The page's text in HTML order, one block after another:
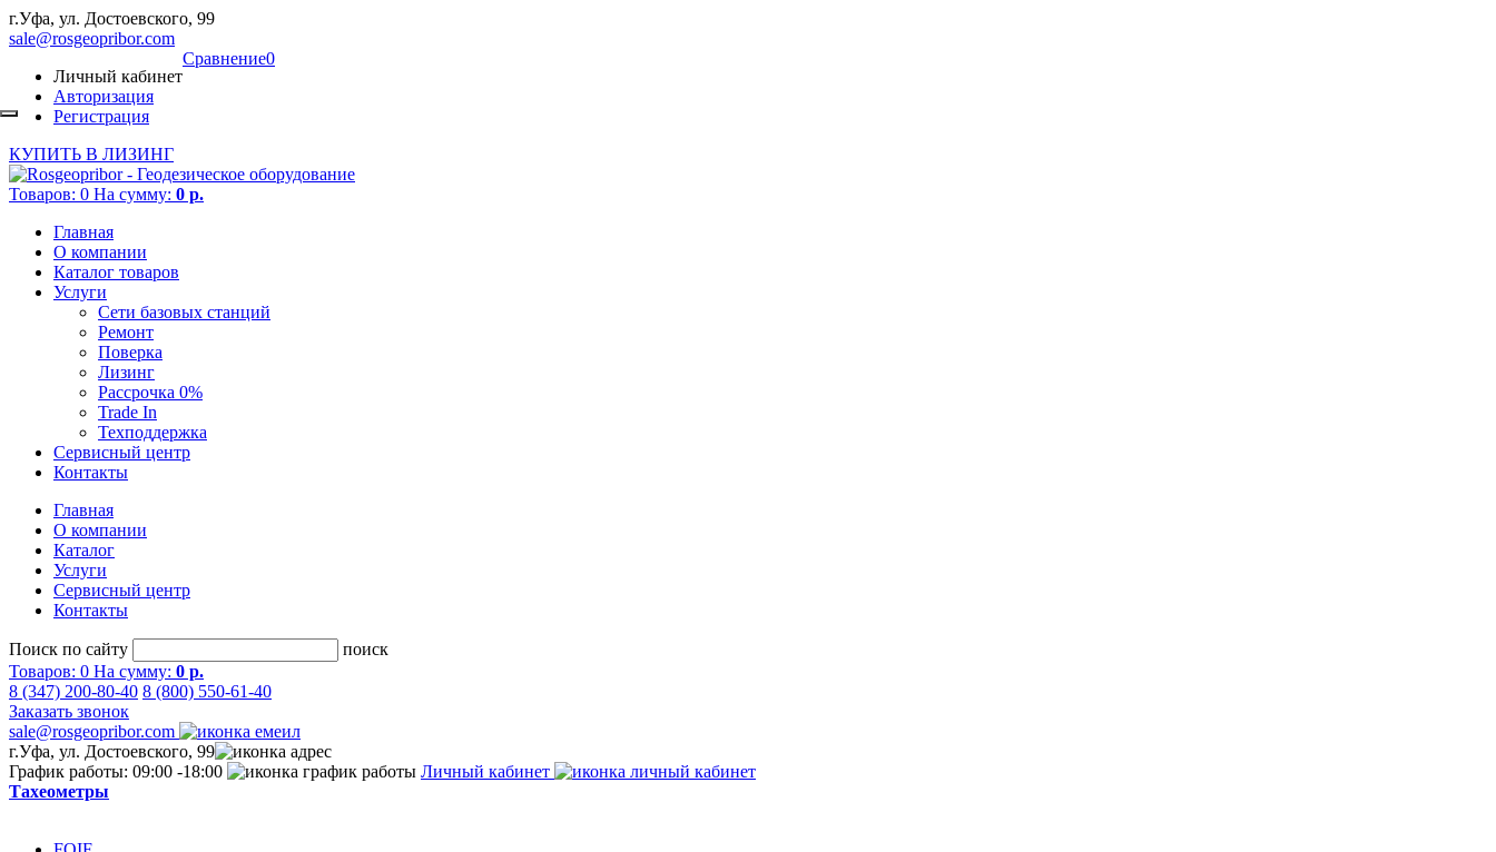
г.Уфа, ул. Достоевского, 99
sale@rosgeopribor.com
Личный кабинет
Авторизация
Регистрация
Cравнение0
КУПИТЬ В ЛИЗИНГ
Товаров: 0 На сумму: 0 р.
Главная
О компании
Каталог товаров
Услуги
Сети базовых станций
Ремонт
Поверка
Лизинг
Рассрочка 0%
Trade In
Техподдержка
Сервисный центр
Контакты
Главная
О компании
Каталог
Услуги
Сервисный центр
Контакты
Поиск по сайту
поиск
Товаров: 0 На сумму: 0 р.
8 (347) 200-80-40 8 (800) 550-61-40
Заказать звонок
sale@rosgeopribor.com
г.Уфа, ул. Достоевского, 99
График работы: 09:00 -18:00
Личный кабинет
Тахеометры